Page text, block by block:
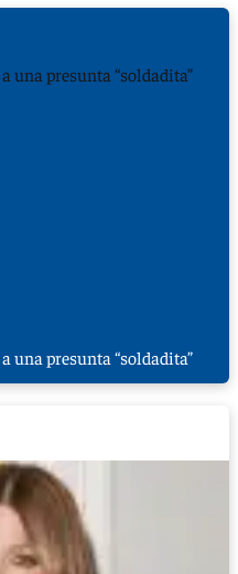
una presunta “soldadita”